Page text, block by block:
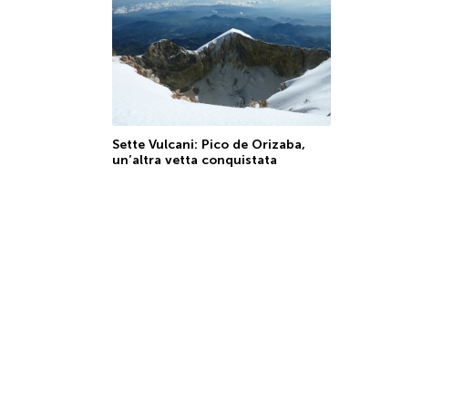
Sette Vulcani: Pico de Orizaba,
un’altra vetta conquistata